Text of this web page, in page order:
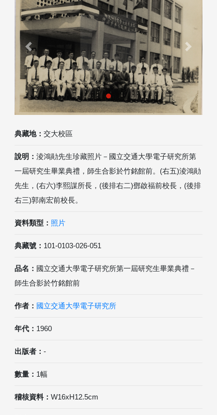
典藏地： 交大校區
說明： 淩鴻勛先生珍藏照片－國立交通大學電子研究所第
一屆研究生畢業典禮，師生合影於竹銘館前。(右五)淩鴻勛
先生，(右六)李熙謀所長，(後排右二)鄧啟福前校長，(後排
右三)郭南宏前校長。
資料類型： 照片
典藏號： 101-0103-026-051
品名： 國立交通大學電子研究所第一屆研究生畢業典禮－
師生合影於竹銘館前
作者： 國立交通大學電子研究所
年代： 1960
出版者： -
數量： 1幅
稽核資料： W16xH12.5cm
Previous Next